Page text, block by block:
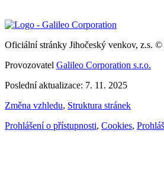
Oficiální stránky Jihočeský venkov, z.s. ©
Provozovatel Galileo Corporation s.r.o.
Poslední aktualizace: 7. 11. 2025
Změna vzhledu, Struktura stránek
Prohlášení o přístupnosti, Cookies,